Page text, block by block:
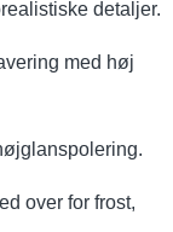
detaljer.
med høj
over for frost,